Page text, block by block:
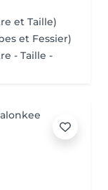
et Taille)
et Fessier)
- Taille -